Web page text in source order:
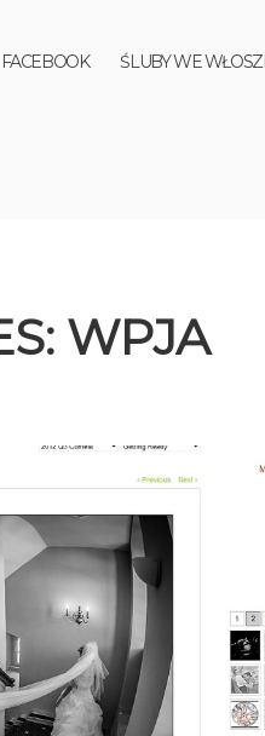
FACEBOOK ŚLUBY WE
WPJA